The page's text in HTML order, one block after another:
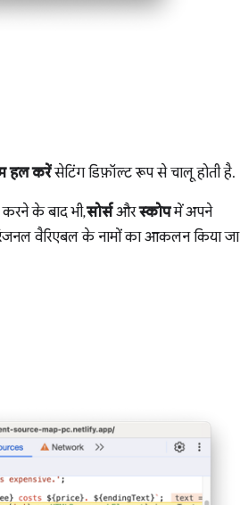
हल करेंसेटिंग डिफ़ॉल्ट रूप से चालू होती है.
के बाद भी,सोर्सऔरस्कोपमें अपने
वैरिएबल के नामों का आकलन किया जा